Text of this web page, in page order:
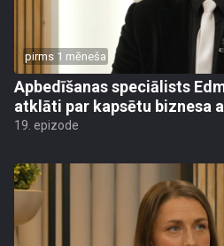
pirms 1 mēneša
Apbedīšanas speciālists
atklāti par kapsētu biznesa
19. epizode